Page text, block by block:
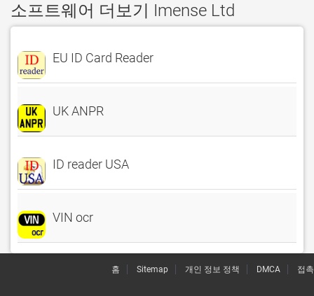
소프트웨어 더보기 Imense Ltd
EU ID Card Reader
UK ANPR
ID reader USA
VIN ocr
홈 Sitemap 개인 정보 정책 DMCA 접촉